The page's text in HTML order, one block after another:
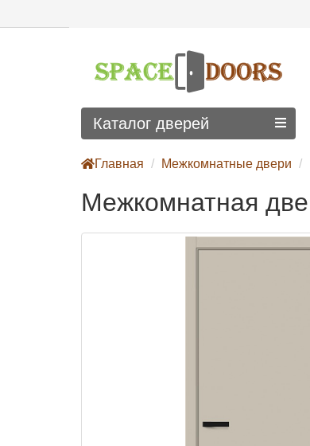
Каталог дверей
Главная Межкомнатные двери
Межкомнатная